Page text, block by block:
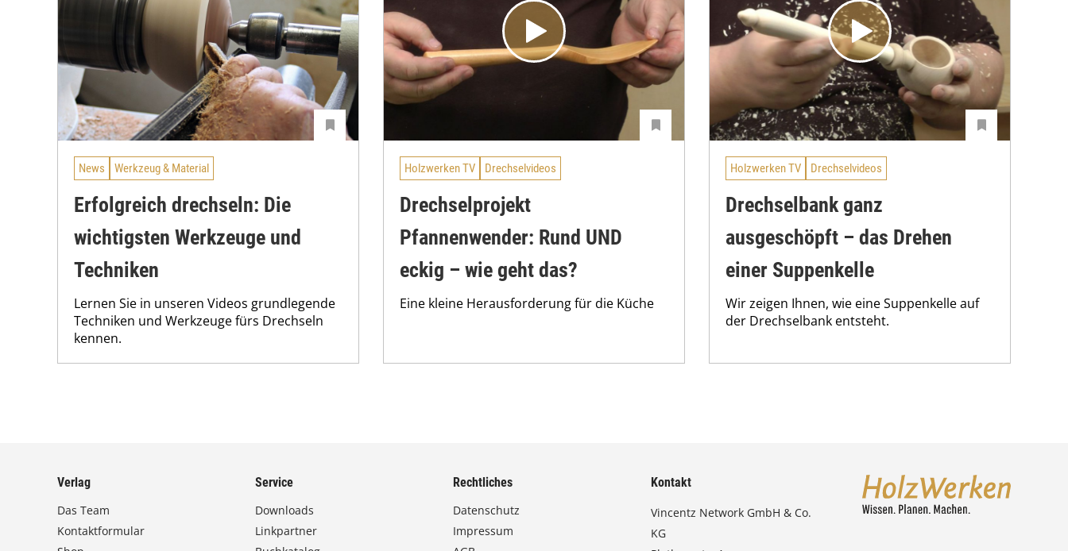
News Werkzeug & Material
Erfolgreich drechseln: Die
wichtigsten Werkzeuge und
Techniken
Lernen Sie in unseren Videos grundlegende
Techniken und Werkzeuge fürs Drechseln
kennen.
Holzwerken TV Drechselvideos
Drechselprojekt
Pfannenwender: Rund UND
eckig – wie geht das?
Eine kleine Herausforderung für die Küche
Holzwerken TV Drechselvideos
Drechselbank ganz
ausgeschöpft – das Drehen
einer Suppenkelle
Wir zeigen Ihnen, wie eine Suppenkelle auf
der Drechselbank entsteht.
Verlag
Das Team
Kontaktformular
Service
Downloads
Linkpartner
Rechtliches
Datenschutz
Impressum
Kontakt
Vincentz Network GmbH & Co.
KG